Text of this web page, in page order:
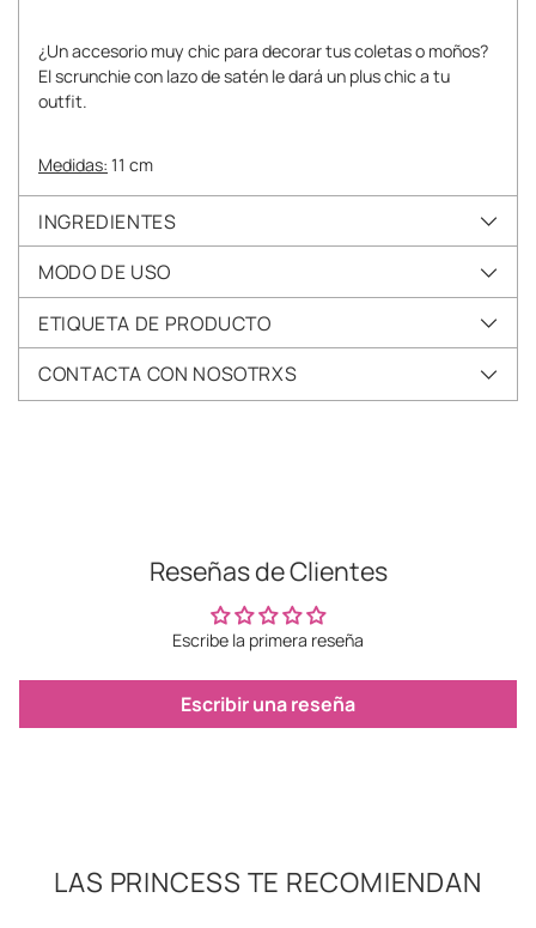
¿Un accesorio muy chic para decorar tus coletas o moños?
El scrunchie con lazo de satén le dará un plus chic a tu
outfit.
Medidas: 11 cm
INGREDIENTES
MODO DE USO
ETIQUETA DE PRODUCTO
CONTACTA CON NOSOTRXS
Reseñas de Clientes
Escribe la primera reseña
Escribir una reseña
LAS PRINCESS TE RECOMIENDAN